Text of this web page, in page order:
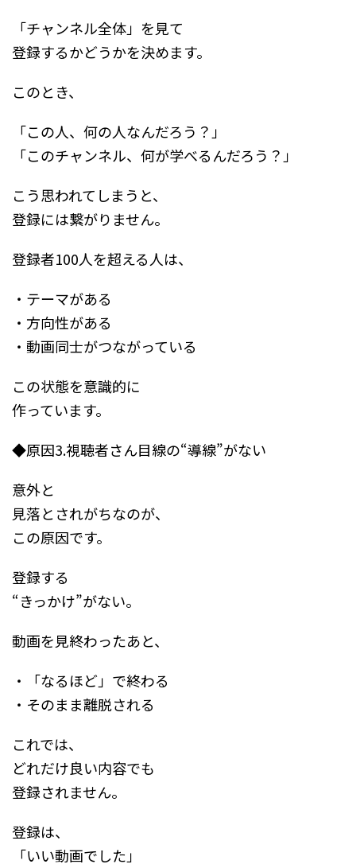
「チャンネル全体」を見て
登録するかどうかを決めます。
このとき、
「この人、何の人なんだろう？」
「このチャンネル、何が学べるんだろう？」
こう思われてしまうと、
登録には繋がりません。
登録者100人を超える人は、
・テーマがある
・方向性がある
・動画同士がつながっている
この状態を意識的に
作っています。
◆原因3.視聴者さん目線の“導線”がない
意外と
見落とされがちなのが、
この原因です。
登録する
“きっかけ”がない。
動画を見終わったあと、
・「なるほど」で終わる
・そのまま離脱される
これでは、
どれだけ良い内容でも
登録されません。
登録は、
「いい動画でした」